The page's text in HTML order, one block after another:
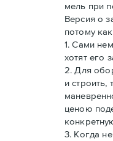
мель при
Версия о
потому
1. Сами
хотят его
2. Для
и
ценою
3. Когда